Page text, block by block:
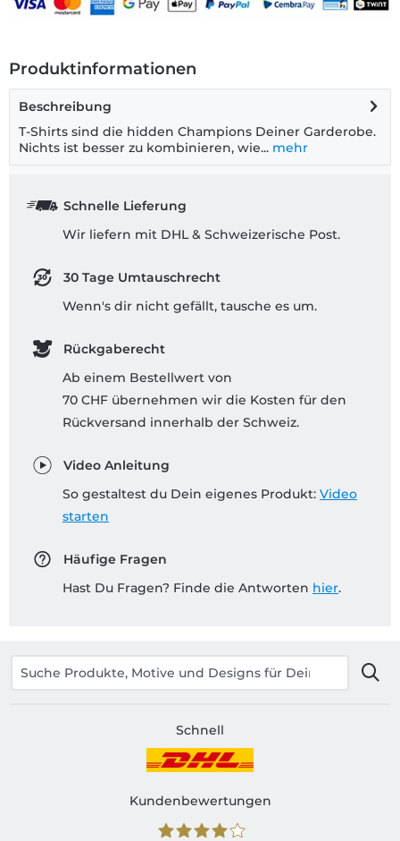
Produktinformationen
Beschreibung
T-Shirts sind die hidden Champions Deiner Garderobe.
Nichts ist besser zu kombinieren, wie... mehr
Schnelle Lieferung
Wir liefern mit DHL & Schweizerische Post.
30 Tage Umtauschrecht
Wenn's dir nicht gefällt, tausche es um.
Rückgaberecht
Ab einem Bestellwert von
70 CHF übernehmen wir die Kosten für den
Rückversand innerhalb der Schweiz.
Video Anleitung
So gestaltest du Dein eigenes Produkt: Video
starten
Häufige Fragen
Hast Du Fragen? Finde die Antworten hier.
Schnell
Kundenbewertungen